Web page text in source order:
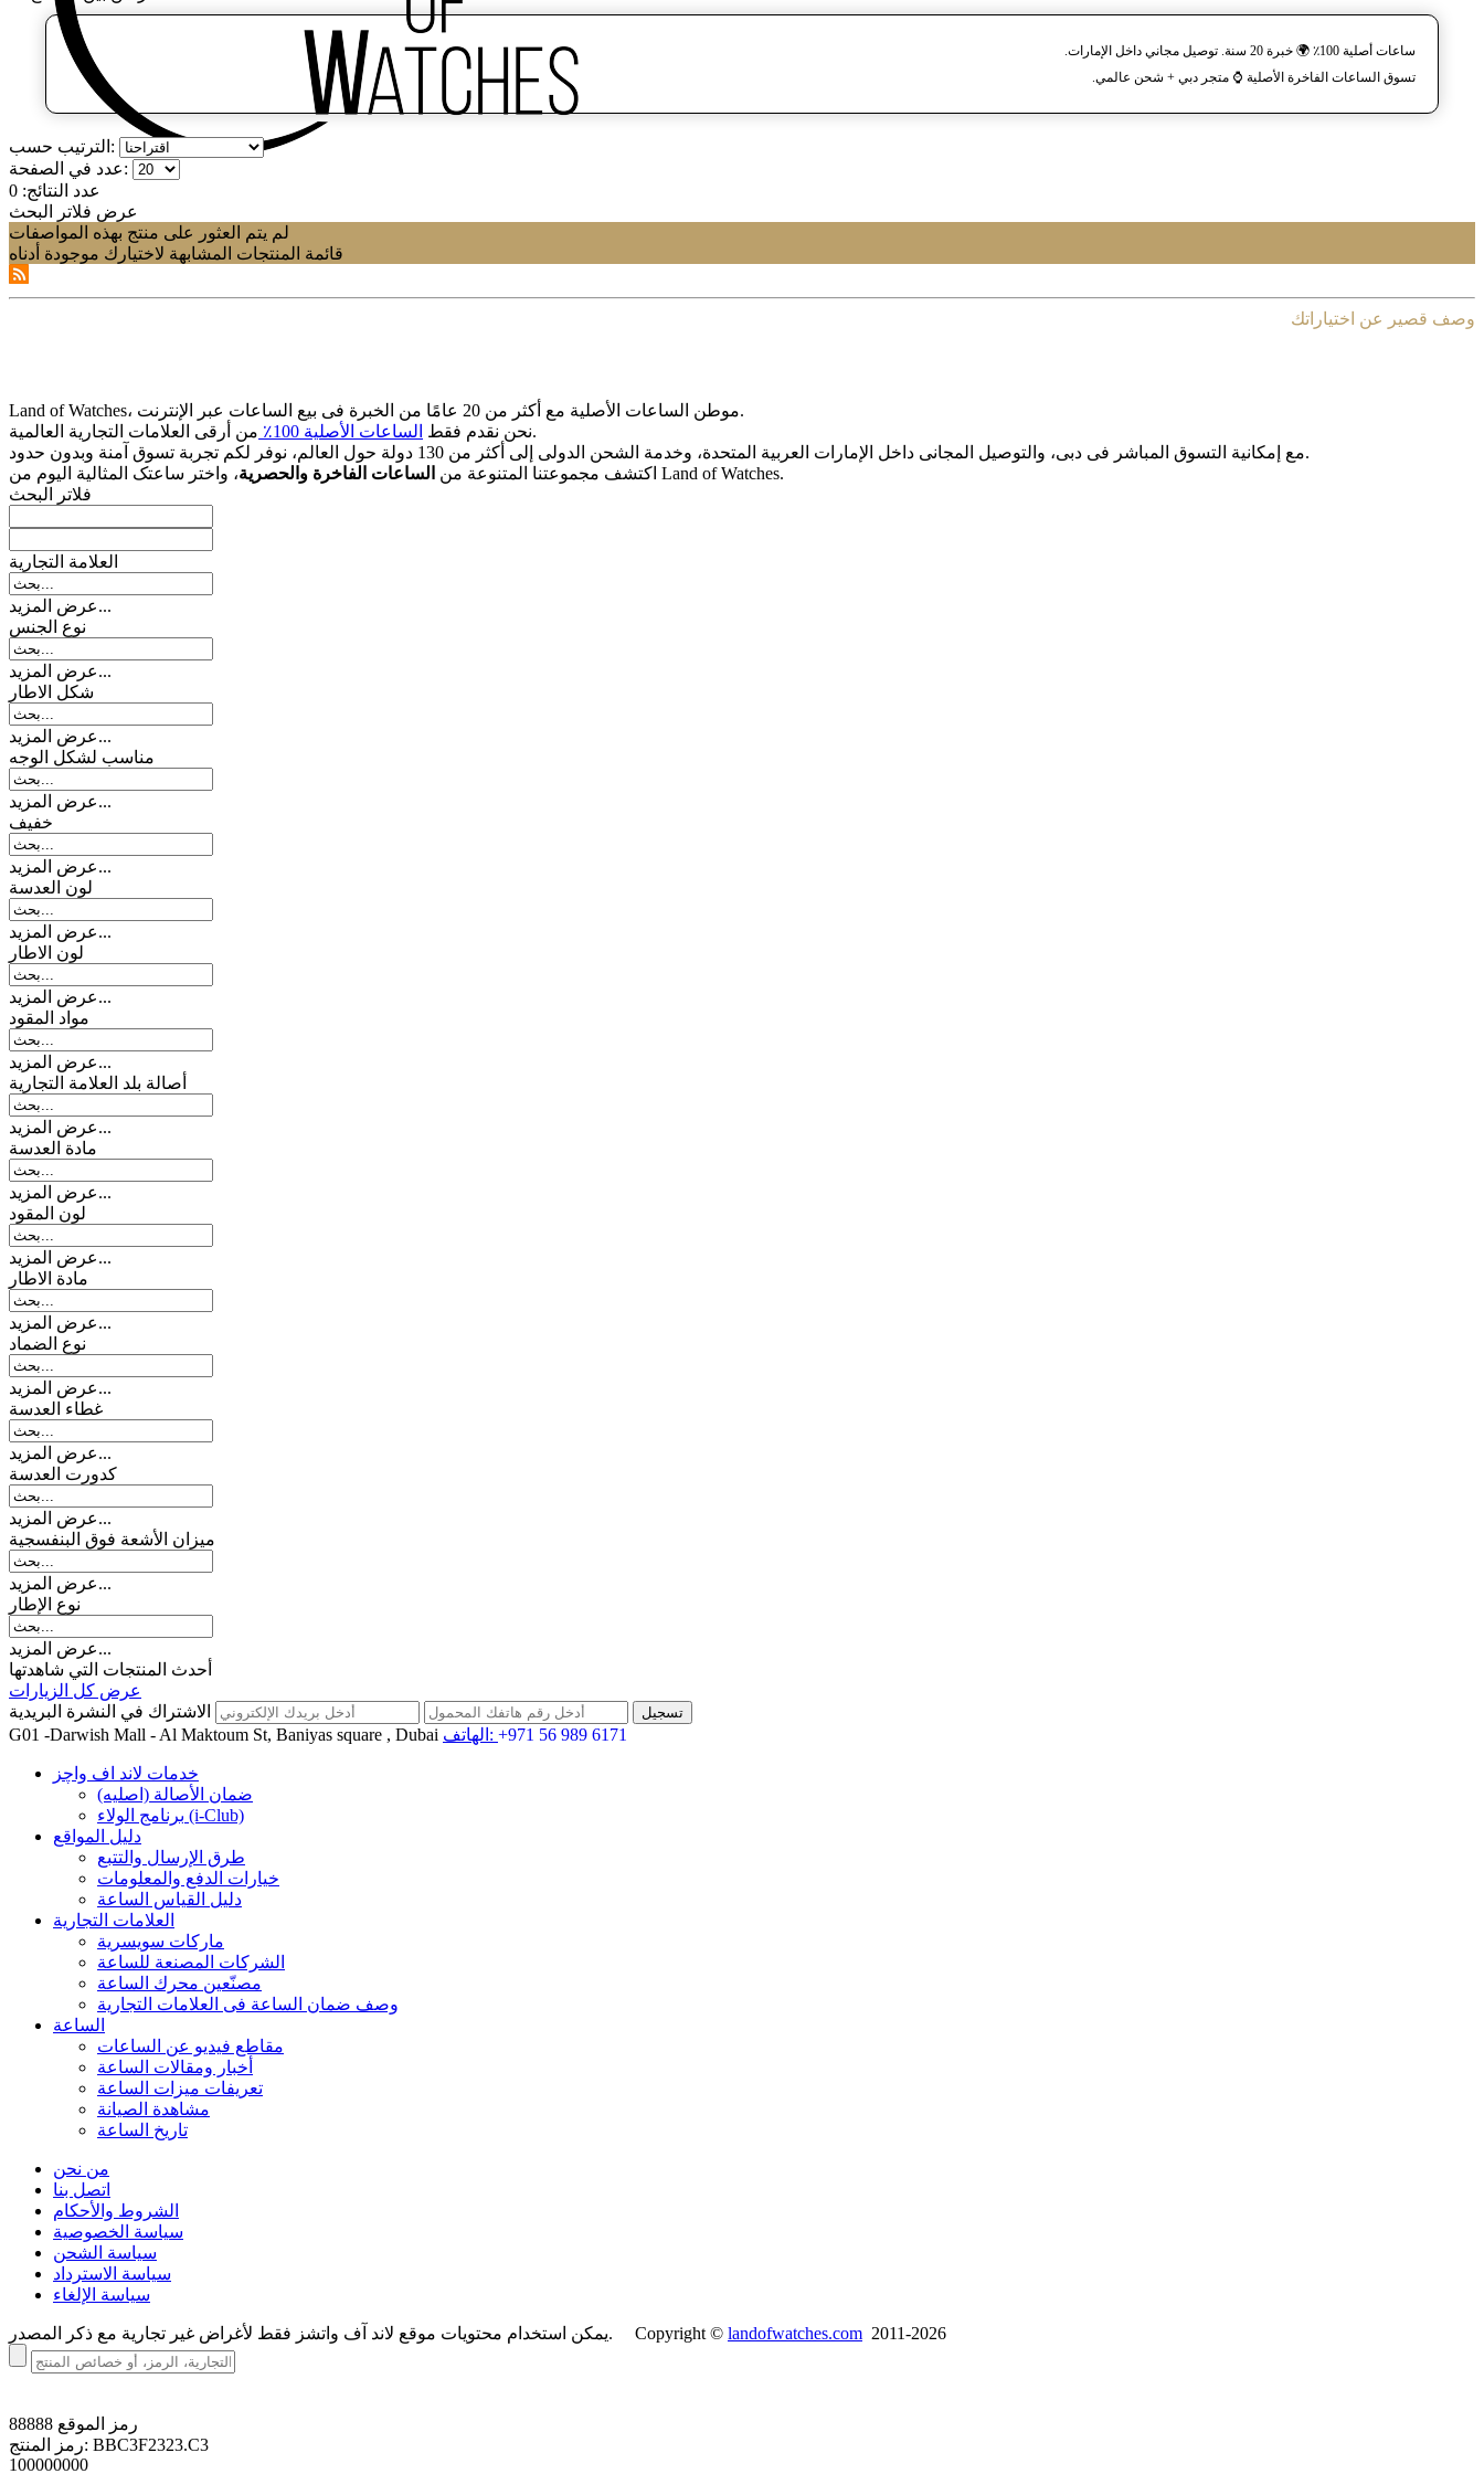
ساعات أصلية 100٪ 🌍 خبرة 20 سنة. توصيل مجاني داخل الإمارات.
تسوق الساعات الفاخرة الأصلية ⌚️ متجر دبي + شحن عالمي.
الترتيب حسب:
عدد في الصفحة:
عدد النتائج: 0
عرض فلاتر البحث
لم يتم العثور على منتج بهذه المواصفات
قائمة المنتجات المشابهة لاختيارك موجودة أدناه
وصف قصير عن اختياراتك
Land of Watches، موطن الساعات الأصلیة مع أکثر من 20 عامًا من الخبرة فی بیع الساعات عبر الإنترنت.
نحن نقدم فقط الساعات الأصلیة 100٪
من أرقى العلامات التجاریة العالمیة.
مع إمکانیة التسوق المباشر فی دبی، والتوصیل المجانی داخل الإمارات العربیة المتحدة، وخدمة الشحن الدولی إلى أکثر من 130 دولة حول العالم، نوفر لکم تجربة تسوق آمنة وبدون حدود.
اکتشف مجموعتنا المتنوعة من الساعات الفاخرة والحصریة
، واختر ساعتک المثالیة الیوم من Land of Watches.
فلاتر البحث
العلامة التجارية
عرض المزيد...
نوع الجنس
عرض المزيد...
شکل الاطار
عرض المزيد...
مناسب لشكل الوجه
عرض المزيد...
خفیف
عرض المزيد...
لون العدسة
عرض المزيد...
لون الاطار
عرض المزيد...
مواد المقود
عرض المزيد...
أصالة بلد العلامة التجارية
عرض المزيد...
مادة العدسة
عرض المزيد...
لون المقود
عرض المزيد...
مادة الاطار
عرض المزيد...
نوع الضماد
عرض المزيد...
غطاء العدسة
عرض المزيد...
کدورت العدسة
عرض المزيد...
میزان الأشعة فوق البنفسجية
عرض المزيد...
نوع الإطار
عرض المزيد...
أحدث المنتجات التي شاهدتها
عرض كل الزيارات
الاشتراك في النشرة البريدية
G01 -Darwish Mall - Al Maktoum St, Baniyas square , Dubai
الهاتف: +971 56 989 6171
خدمات لاند اف واچز
ضمان الأصالة (اصلیه)
برنامج الولاء (i-Club)
دليل المواقع
طرق الإرسال والتتبع
خيارات الدفع والمعلومات
دليل القياس الساعة
العلامات التجارية
ماركات سويسرية
الشركات المصنعة للساعة
مصنّعين محرك الساعة
وصف ضمان الساعة فی العلامات التجارية
الساعة
مقاطع فيديو عن الساعات
أخبار ومقالات الساعة
تعريفات ميزات الساعة
مشاهدة الصيانة
تاريخ الساعة
من نحن
اتصل بنا
الشروط والأحكام
سياسة الخصوصية
سياسة الشحن
سياسة الاسترداد
سياسة الإلغاء
يمكن استخدام محتويات موقع لاند آف واتشز فقط لأغراض غير تجارية مع ذكر المصدر. Copyright © landofwatches.com 2011-2026
رمز الموقع 88888
رمز المنتج: BBC3F2323.C3
100000000